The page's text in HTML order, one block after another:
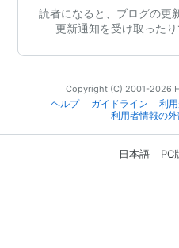
読者になると、ブログの更
更新通知を受け取ったり
Copyright (C) 2001-2026
ヘルプ
ガイドライン 利
利用者情報の
日本語 PC